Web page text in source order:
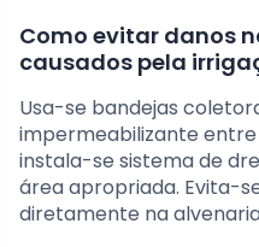
Como evitar danos
causados pela
Usa-se bandejas
impermeabilizante
instala-se sistema de
área apropriada. Evita-
diretamente na